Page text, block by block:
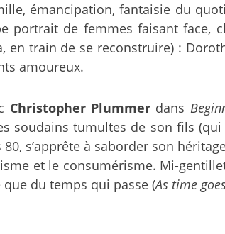
émancipation, fantaisie du
portrait de femmes faisant face,
en train de se reconstruire) :
amoureux.
Christopher Plummerdans
soudains tumultes de son fils
s’apprête à saborder son
et le consumérisme. Mi-
du temps qui passe (As time